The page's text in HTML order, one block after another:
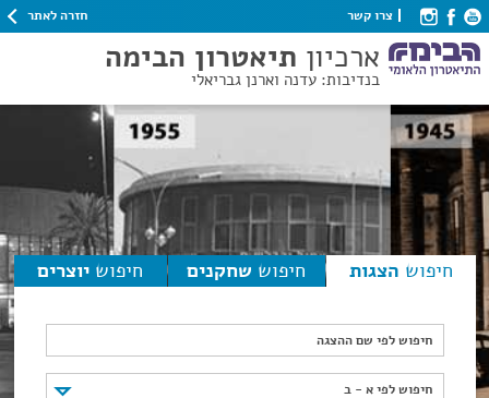
צרו קשר חזרה לאתר
ארכיון תיאטרון הבימה
בנדיבות: עדנה וארנן גבריאלי
חיפוש הצגות חיפוש שחקנים חיפוש יוצרים
חיפוש לפי שם ההצגה
חיפוש לפי א - ב
חיפוש לפי א - ב